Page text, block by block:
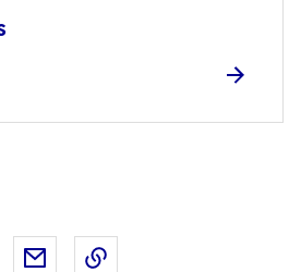
sur X (anciennement Twitter)
Partager sur LinkedIn
Partager par email